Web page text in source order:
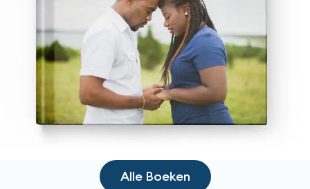
Alle Boeken